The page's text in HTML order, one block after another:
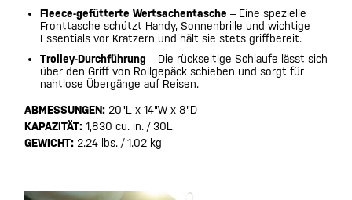
Fleece-gefütterte Wertsachentasche – Eine spezielle
Fronttasche schützt Handy, Sonnenbrille und wichtige
Essentials vor Kratzern und hält sie stets griffbereit.
Trolley-Durchführung – Die rückseitige Schlaufe lässt sich
über den Griff von Rollgepäck schieben und sorgt für
nahtlose Übergänge auf Reisen.
ABMESSUNGEN: 20"L x 14"W x 8"D
KAPAZITÄT: 1,830 cu. in. / 30L
GEWICHT: 2.24 lbs. / 1.02 kg